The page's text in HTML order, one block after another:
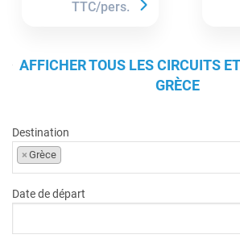
TTC/pers.
AFFICHER TOUS LES CIRCUITS
GRÈCE
Destination
× Grèce
Date de départ